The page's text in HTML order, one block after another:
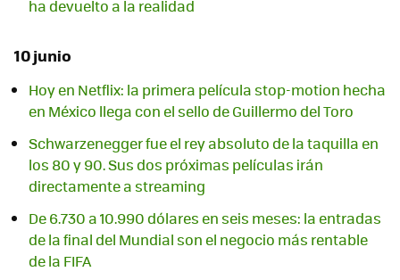
ha devuelto a la realidad
10 junio
Hoy en Netflix: la primera película stop-motion hecha
en México llega con el sello de Guillermo del Toro
Schwarzenegger fue el rey absoluto de la taquilla en
los 80 y 90. Sus dos próximas películas irán
directamente a streaming
De 6.730 a 10.990 dólares en seis meses: la entradas
de la final del Mundial son el negocio más rentable
de la FIFA